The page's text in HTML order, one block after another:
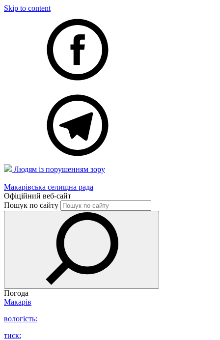
Skip to content
Людям із порушенням зору
Макарівська селищна рада
Офіційний веб-сайт
Пошук по сайту
Погода
Макарів
вологість:
тиск: